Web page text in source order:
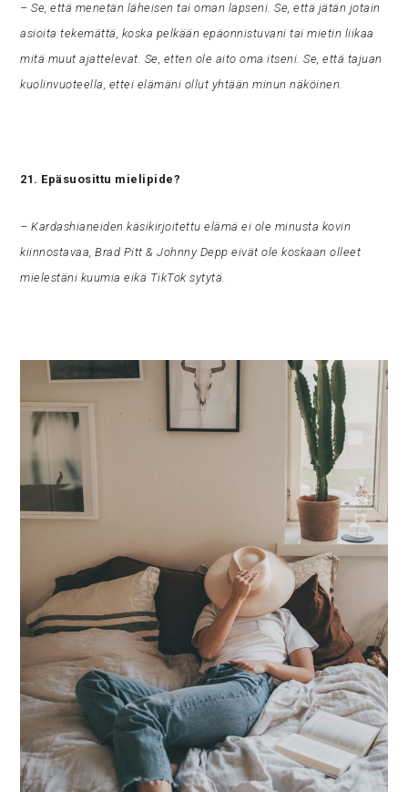
– Se, että menetän läheisen tai oman lapseni. Se, että jätän jotain
asioita tekemättä, koska pelkään epäonnistuvani tai mietin liikaa
mitä muut ajattelevat. Se, etten ole aito oma itseni. Se, että tajuan
kuolinvuoteella, ettei elämäni ollut yhtään minun näköinen.
21. Epäsuosittu mielipide?
– Kardashianeiden käsikirjoitettu elämä ei ole minusta kovin
kiinnostavaa, Brad Pitt & Johnny Depp eivät ole koskaan olleet
mielestäni kuumia eikä TikTok sytytä.